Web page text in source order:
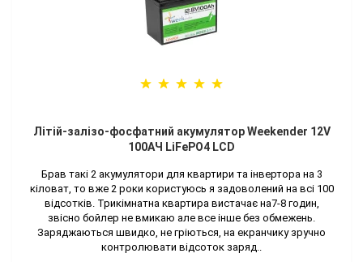
Літій-залізо-фосфатний акумулятор Weekender 12V
100AЧ LiFePO4 LCD
Брав такі 2 акумулятори для квартири та інвертора на 3
кіловат, то вже 2 роки користуюсь я задоволений на всі 100
відсотків. Трикімнатна квартира вистачає на7-8 годин,
звісно бойлер не вмикаю але все інше без обмежень.
Заряджаються швидко, не гріються, на екранчику зручно
контролювати відсоток заряд..